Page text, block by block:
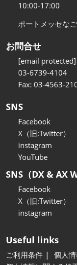
10:00-17:00
ポートメッセな
お問合せ
[email protected]
03-6739-4104
Fax: 03-4563-
SNS
Facebook
X（旧:Twitter）
instagram
YouTube
SNS（DX & AX
Facebook
X（旧:Twitter）
instagram
Useful links
ご利用条件
個人